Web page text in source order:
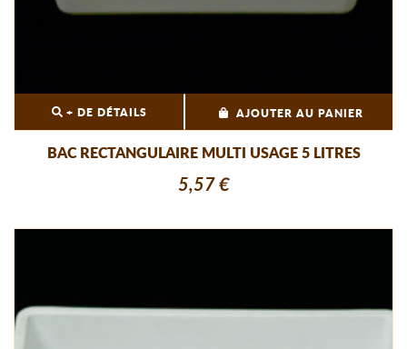
+ DE DÉTAILS AJOUTER AU PANIER
BAC RECTANGULAIRE MULTI USAGE 5 LITRES
5,57 €